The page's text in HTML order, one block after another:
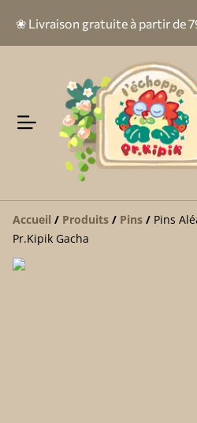
❀ Livraison gratuite à partir de
Accueil / Produits / Pins / Pins
Pr.Kipik Gacha